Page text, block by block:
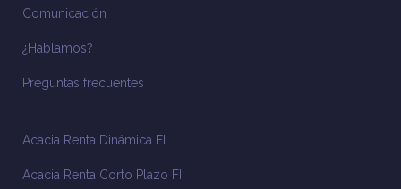
Comunicación
¿Hablamos?
Preguntas frecuentes
Acacia Renta Dinámica FI
Acacia Renta Corto Plazo FI